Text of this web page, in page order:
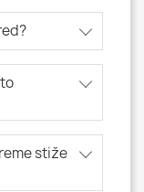
stiže